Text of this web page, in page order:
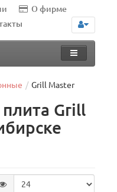
О фирме
Grill Master
Grill